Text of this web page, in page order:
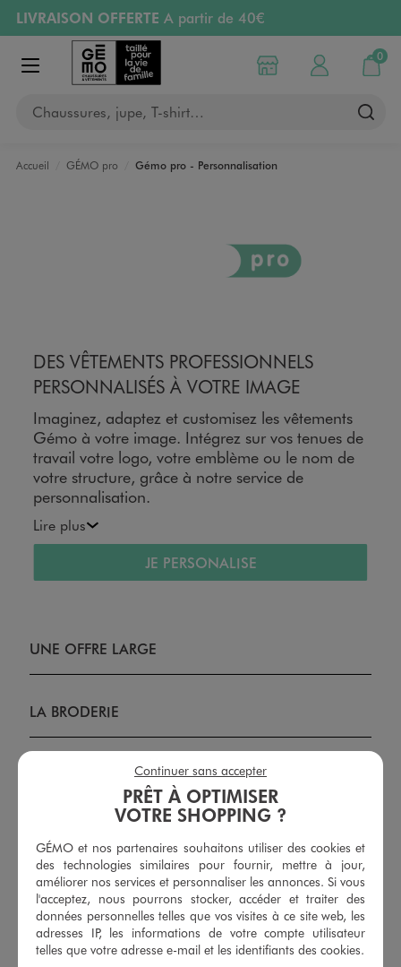
Aller au contenu principal
Aller à la navigation
LIVRAISON OFFERTE A partir de 40€
RETRAIT ET LIVRAISON OFFERTE
en magasin
PAYEZ EN 3x SANS FRAIS
Retours OFFERTS
pendant 30 jours
Afficher le menu
Chaussures, jupe, T-shirt…
Choisir mon magasin
Mon compte
0
Mon
Accueil GÉMO pro Gémo pro - Personnalisation
DES VÊTEMENTS PROFESSIONNELS
PERSONNALISÉS À VOTRE IMAGE
Imaginez, adaptez et customisez les vêtements
Gémo à votre image. Intégrez sur vos tenues de
travail votre logo, votre emblème ou le nom de
votre structure, grâce à notre service de
personnalisation.
Lire plus
JE PERSONALISE
UNE OFFRE LARGE
LA BRODERIE
LA SÉRIGRAPHIE
NOS RÉALISATIONS
GÉMO Pro vous donne accès à l'intégralité du catalogue
GEMO.FR avec, en prime, un service professionnel !
N'hésitez pas à solliciter l'un de nos conseillers.
PRÊT À OPTIMISER
VOTRE SHOPPING ?
GÉMO et nos partenaires souhaitons utiliser des cookies et
des technologies similaires pour fournir, mettre à jour,
améliorer nos services et personnaliser les annonces. Si vous
l'acceptez, nous pourrons stocker, accéder et traiter des
données personnelles telles que vos visites à ce site web, les
adresses IP, les informations de votre compte utilisateur
telles que votre adresse e-mail et les identifiants des cookies.
Continuer sans accepter